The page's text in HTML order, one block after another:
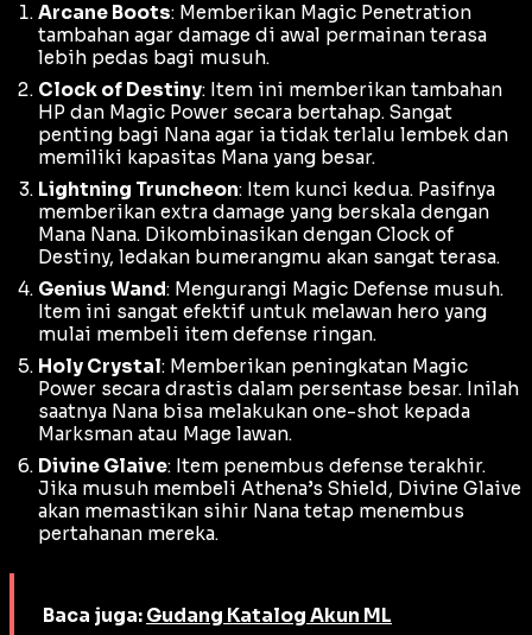
Arcane Boots: Memberikan Magic Penetration
tambahan agar damage di awal permainan terasa
lebih pedas bagi musuh.
Clock of Destiny: Item ini memberikan tambahan
HP dan Magic Power secara bertahap. Sangat
penting bagi Nana agar ia tidak terlalu lembek dan
memiliki kapasitas Mana yang besar.
Lightning Truncheon: Item kunci kedua. Pasifnya
memberikan extra damage yang berskala dengan
Mana Nana. Dikombinasikan dengan Clock of
Destiny, ledakan bumerangmu akan sangat terasa.
Genius Wand: Mengurangi Magic Defense musuh.
Item ini sangat efektif untuk melawan hero yang
mulai membeli item defense ringan.
Holy Crystal: Memberikan peningkatan Magic
Power secara drastis dalam persentase besar. Inilah
saatnya Nana bisa melakukan one-shot kepada
Marksman atau Mage lawan.
Divine Glaive: Item penembus defense terakhir.
Jika musuh membeli Athena’s Shield , Divine Glaive
akan memastikan sihir Nana tetap menembus
pertahanan mereka.
Baca juga: Gudang Katalog Akun ML